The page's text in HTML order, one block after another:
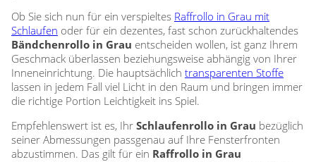
Ob Sie sich nun für ein verspieltes Raffrollo in Grau mit
Schlaufen oder für ein dezentes, fast schon zurückhaltendes
Bändchenrollo in Grau entscheiden wollen, ist ganz Ihrem
Geschmack überlassen beziehungsweise abhängig von Ihrer
Inneneinrichtung. Die hauptsächlich transparenten Stoffe
lassen in jedem Fall viel Licht in den Raum und bringen immer
die richtige Portion Leichtigkeit ins Spiel.
Empfehlenswert ist es, Ihr Schlaufenrollo in Grau bezüglich
seiner Abmessungen passgenau auf Ihre Fensterfronten
abzustimmen. Das gilt für ein Raffrollo in Grau